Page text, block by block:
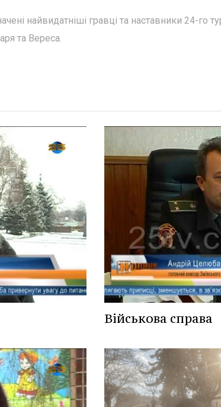
найвидатніші гравці та наставники 24-го
та Вереса.
Військова справа